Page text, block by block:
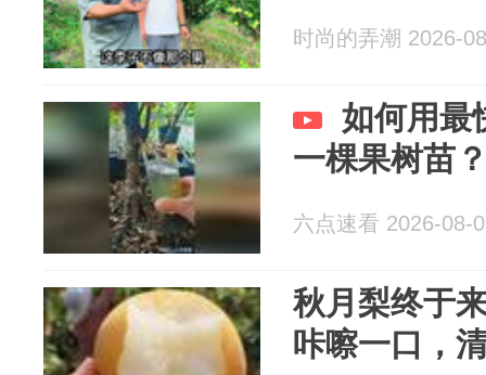
时尚的弄潮 2026-
如何用最
一棵果树苗
六点速看 2026-08-
秋月梨终于
咔嚓一口，